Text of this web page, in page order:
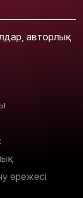
авторлық
ережесі